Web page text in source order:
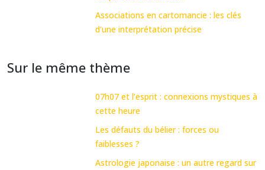
Associations en cartomancie : les clés
d’une interprétation précise
Sur le même thème
07h07 et l’esprit : connexions mystiques à
cette heure
Les défauts du bélier : forces ou
faiblesses ?
Astrologie japonaise : un autre regard sur